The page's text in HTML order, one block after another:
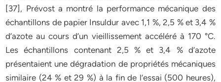
[37], Prévost a montré la performance mécanique des
échantillons de papier Insuldur avec 1,1 %, 2,5 % et 3,4 %
d’azote au cours d’un vieillissement accéléré à 170 °C.
Les échantillons contenant 2,5 % et 3,4 % d’azote
présentaient une dégradation de propriétés mécaniques
similaire (24 % et 29 %) à la fin de l’essai (500 heures),